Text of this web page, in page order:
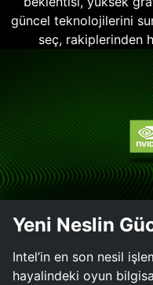
güncel teknolojilerini
seç, rakiplerinden
Yeni Neslin
Intel’in en son nesil
hayalindeki oyun